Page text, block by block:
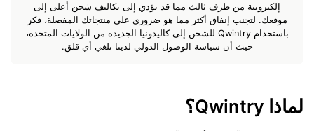
إلكترونية من طرف ثالث مما قد يؤدي إلى تكاليف شحن أعلى إلى
موقعك. لتجنب إنفاق أكثر مما هو ضروري على منتجاتك المفضلة، فكر
باستخدام Qwintry للشحن إلى كاليدونيا الجديدة من الولايات المتحدة،
حيث أن سياسة الوصول الدولي لدينا تلغي أي قلق.
لماذا Qwintry؟